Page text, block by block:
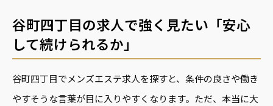
谷町四丁目の求人で強く見たい「安心
して続けられるか」
谷町四丁目でメンズエステ求人を探すと、条件の良さや働き
やすそうな言葉が目に入りやすくなります。ただ、本当に大